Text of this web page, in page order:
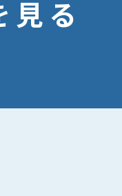
見る